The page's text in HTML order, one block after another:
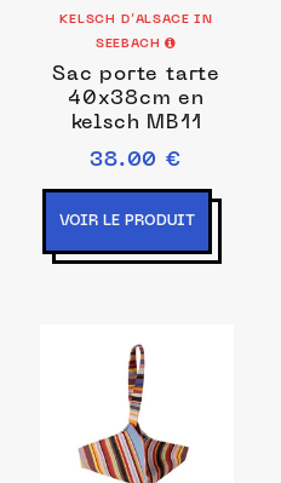
KELSCH D’ALSACE IN
SEEBACH
Sac porte tarte
40x38cm en
kelsch MB11
38.00 €
VOIR LE PRODUIT